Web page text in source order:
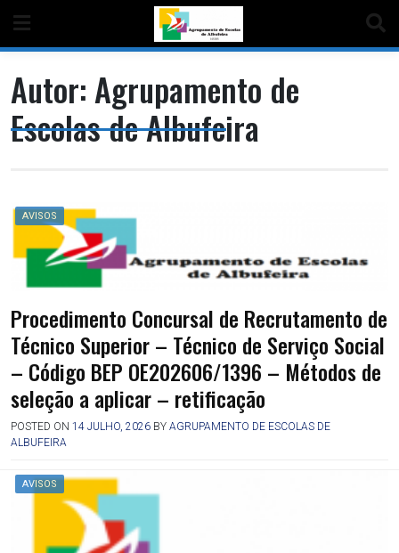
Autor: Agrupamento de
Escolas de Albufeira
AVISOS
Procedimento Concursal de Recrutamento de
Técnico Superior – Técnico de Serviço Social
– Código BEP OE202606/1396 – Métodos de
seleção a aplicar – retificação
POSTED ON 14 JULHO, 2026 BY AGRUPAMENTO DE ESCOLAS DE
ALBUFEIRA
AVISOS